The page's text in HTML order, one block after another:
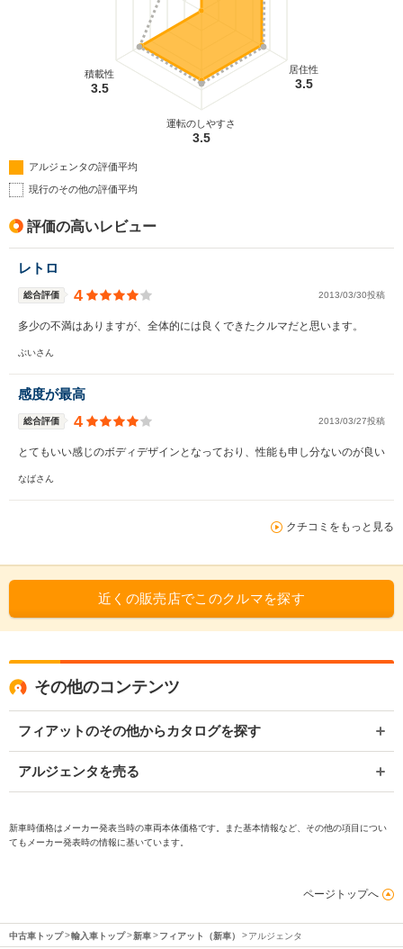
居住性
3.5
運転のしやすさ
3.5
積載性
3.5
アルジェンタの評価平均
現行のその他の評価平均
評価の高いレビュー
レトロ
総合評価 4 2013/03/30投稿
多少の不満はありますが、全体的には良くできたクルマだと思います。
ぶいさん
感度が最高
総合評価 4 2013/03/27投稿
とてもいい感じのボディデザインとなっており、性能も申し分ないのが良い
なばさん
クチコミをもっと見る
近くの販売店でこのクルマを探す
その他のコンテンツ
フィアットのその他からカタログを探す
アルジェンタを売る
新車時価格はメーカー発表当時の車両本体価格です。また基本情報など、その他の項目につい
てもメーカー発表時の情報に基いています。
ページトップへ
中古車トップ 輸入車トップ 新車 フィアット（新車） アルジェンタ